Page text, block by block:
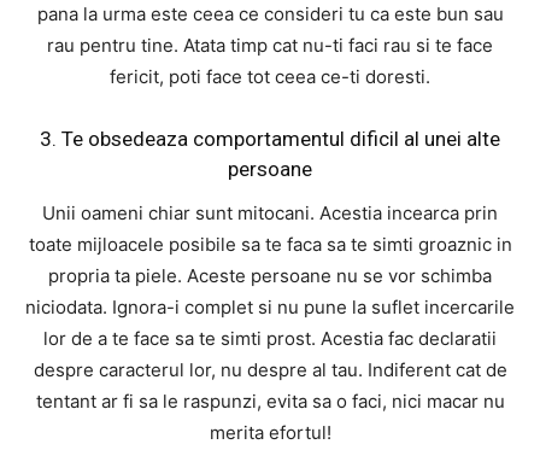
pana la urma este ceea ce consideri tu ca este bun sau
rau pentru tine. Atata timp cat nu-ti faci rau si te face
fericit, poti face tot ceea ce-ti doresti.
3. Te obsedeaza comportamentul dificil al unei alte
persoane
Unii oameni chiar sunt mitocani. Acestia incearca prin
toate mijloacele posibile sa te faca sa te simti groaznic in
propria ta piele. Aceste persoane nu se vor schimba
niciodata. Ignora-i complet si nu pune la suflet incercarile
lor de a te face sa te simti prost. Acestia fac declaratii
despre caracterul lor, nu despre al tau. Indiferent cat de
tentant ar fi sa le raspunzi, evita sa o faci, nici macar nu
merita efortul!